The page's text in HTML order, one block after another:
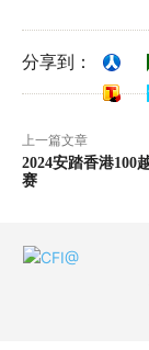
分享到：
上一篇文章
2024安踏香港100
赛